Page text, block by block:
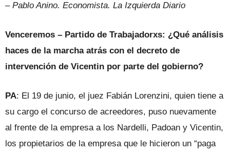
– Pablo Anino. Economista. La Izquierda Diario
Venceremos – Partido de Trabajadorxs: ¿Qué análisis
haces de la marcha atrás con el decreto de
intervención de Vicentin por parte del gobierno?
PA: El 19 de junio, el juez Fabián Lorenzini, quien tiene a
su cargo el concurso de acreedores, puso nuevamente
al frente de la empresa a los Nardelli, Padoan y Vicentin,
los propietarios de la empresa que le hicieron un “paga